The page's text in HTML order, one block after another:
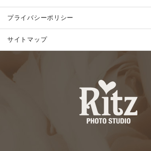
プライバシーポリシー
サイトマップ